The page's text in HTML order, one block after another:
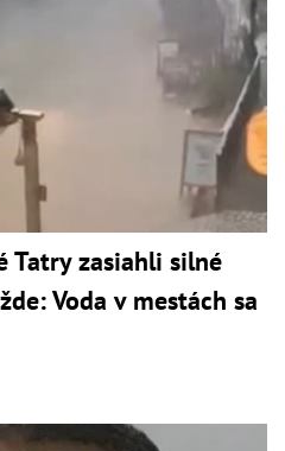
Tatry zasiahli silné
Voda v mestách sa